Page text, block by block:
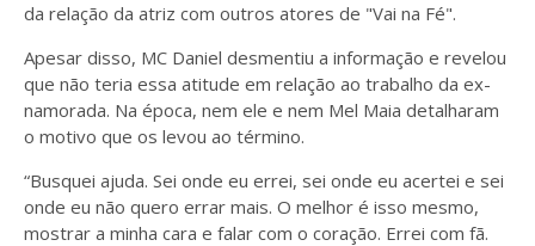
da relação da atriz com outros atores de "Vai na Fé".
Apesar disso, MC Daniel desmentiu a informação e revelou
que não teria essa atitude em relação ao trabalho da ex-
namorada. Na época, nem ele e nem Mel Maia detalharam
o motivo que os levou ao término.
“Busquei ajuda. Sei onde eu errei, sei onde eu acertei e sei
onde eu não quero errar mais. O melhor é isso mesmo,
mostrar a minha cara e falar com o coração. Errei com fã.